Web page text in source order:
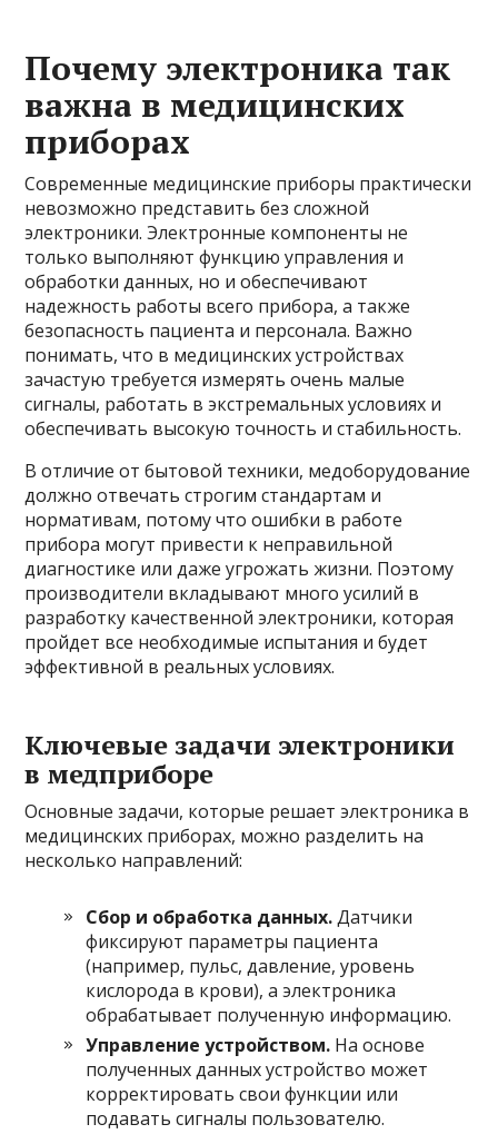
Почему электроника так
важна в медицинских
приборах
Современные медицинские приборы практически
невозможно представить без сложной
электроники. Электронные компоненты не
только выполняют функцию управления и
обработки данных, но и обеспечивают
надежность работы всего прибора, а также
безопасность пациента и персонала. Важно
понимать, что в медицинских устройствах
зачастую требуется измерять очень малые
сигналы, работать в экстремальных условиях и
обеспечивать высокую точность и стабильность.
В отличие от бытовой техники, медоборудование
должно отвечать строгим стандартам и
нормативам, потому что ошибки в работе
прибора могут привести к неправильной
диагностике или даже угрожать жизни. Поэтому
производители вкладывают много усилий в
разработку качественной электроники, которая
пройдет все необходимые испытания и будет
эффективной в реальных условиях.
Ключевые задачи электроники
в медприборе
Основные задачи, которые решает электроника в
медицинских приборах, можно разделить на
несколько направлений:
Сбор и обработка данных.Датчики
фиксируют параметры пациента
(например, пульс, давление, уровень
кислорода в крови), а электроника
обрабатывает полученную информацию.
Управление устройством. На основе
полученных данных устройство может
корректировать свои функции или
подавать сигналы пользователю.